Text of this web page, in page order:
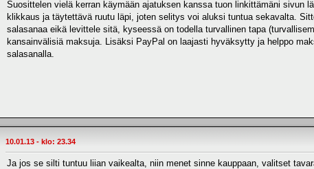
Suosittelen vielä kerran käymään ajatuksen kanssa tuon linkittämäni sivun
klikkaus ja täytettävä ruutu läpi, joten selitys voi aluksi tuntua sekavalta.
salasanaa eikä levittele sitä, kyseessä on todella turvallinen tapa
kansainvälisiä maksuja. Lisäksi PayPal on laajasti hyväksytty ja helppo
salasanalla.
10.01.13 - klo: 23.34
Ja jos se silti tuntuu liian vaikealta, niin menet sinne kauppaan, valitset